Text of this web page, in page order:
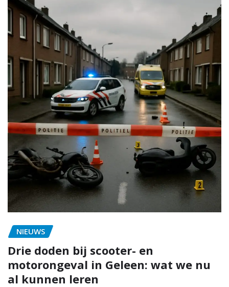
NIEUWS
Drie doden bij scooter- en
motorongeval in Geleen: wat we nu
al kunnen leren